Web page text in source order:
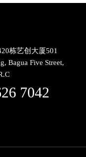
栋艺创大厦501
Bagua Five Street,
7042